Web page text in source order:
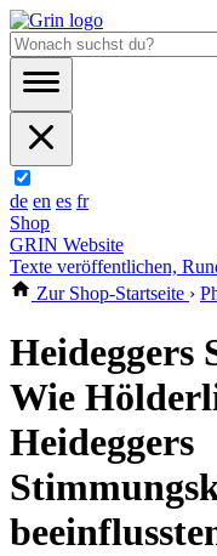
de en es fr
Shop
GRIN Website
Texte veröffentlichen,
Zur Shop-Startseite ›
Heideggers
Wie
Heideggers